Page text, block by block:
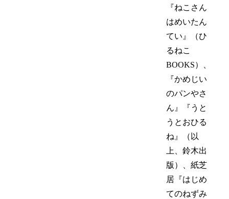
『ねこさん
はめいたん
てい』（ひ
るねこ
BOOKS）、
『かめじい
のパンやさ
ん』『うと
うとおひる
ね』（以
上、鈴木出
版）、紙芝
居『はじめ
てのねずみ